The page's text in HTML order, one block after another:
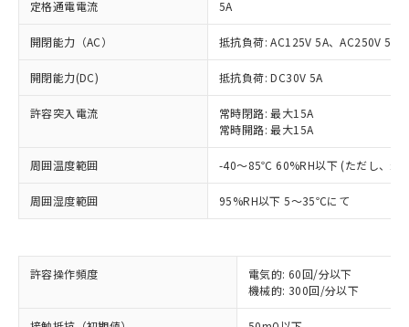
定格通電電流 5A
開閉能力（AC） 抵抗負荷: AC125V 5A、AC250V 5A
開閉能力(DC) 抵抗負荷: DC30V 5A
許容突入電流
常時閉路: 最大15A
常時開路: 最大15A
周囲温度範囲 -40～85℃ 60%RH以下 (ただし、氷
周囲湿度範囲 95%RH以下 5～35℃にて
許容操作頻度
電気的: 60回/分以下
機械的: 300回/分以下
ご利用条件
以下の条件をお読みいただき、同意のうえ
非含有に対応した製品が提供可能な商品で
有に対応した製品に切り替える予定のある
商品です。
対応予定なし：EU RoHS指令（10物質）の